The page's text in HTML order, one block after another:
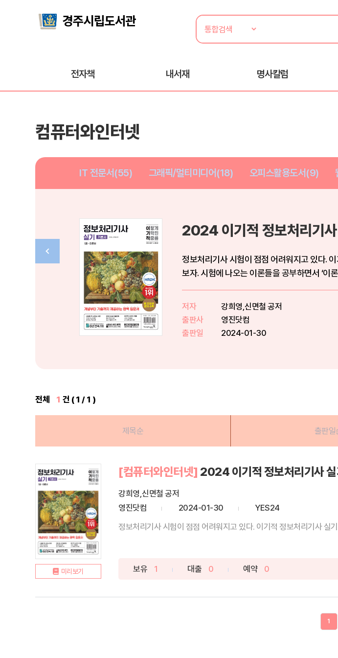
전자책 내서재 명사칼럼
컴퓨터와인터넷
IT 전문서(55) 그래픽/멀티미디어(18) 오피스활용도서(9)
2024 이기적 정보처리기사
정보처리기사 시험이 점점 어려워지고 있다.
보자. 시험에 나오는 이론들을 공부하면서 ‘이
저자
강희영,신면철 공저
출판사
영진닷컴
출판일
2024-01-30
전체 1 건 ( 1 / 1 )
제목순 출판일
미리보기
[컴퓨터와인터넷] 2024 이기적 정보처리기사 실
강희영,신면철 공저
영진닷컴
2024-01-30
YES24
정보처리기사 시험이 점점 어려워지고 있다. 이기적 정보처리기사 실
보유 1 대출 0 예약 0
1